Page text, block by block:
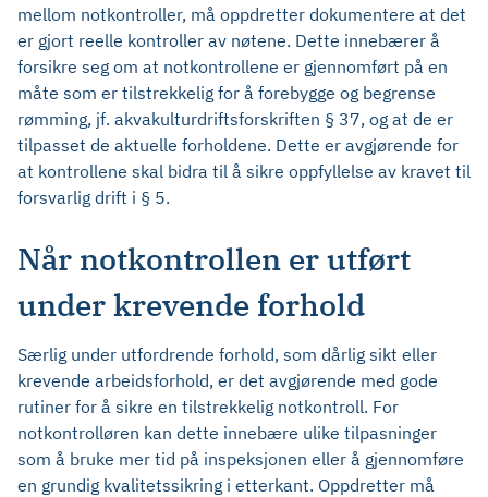
mellom notkontroller, må oppdretter dokumentere at det
er gjort reelle kontroller av nøtene. Dette innebærer å
forsikre seg om at notkontrollene er gjennomført på en
måte som er tilstrekkelig for å forebygge og begrense
rømming, jf. akvakulturdriftsforskriften § 37, og at de er
tilpasset de aktuelle forholdene. Dette er avgjørende for
at kontrollene skal bidra til å sikre oppfyllelse av kravet til
forsvarlig drift i § 5.
Når notkontrollen er utført
under krevende forhold
Særlig under utfordrende forhold, som dårlig sikt eller
krevende arbeidsforhold, er det avgjørende med gode
rutiner for å sikre en tilstrekkelig notkontroll. For
notkontrolløren kan dette innebære ulike tilpasninger
som å bruke mer tid på inspeksjonen eller å gjennomføre
en grundig kvalitetssikring i etterkant. Oppdretter må